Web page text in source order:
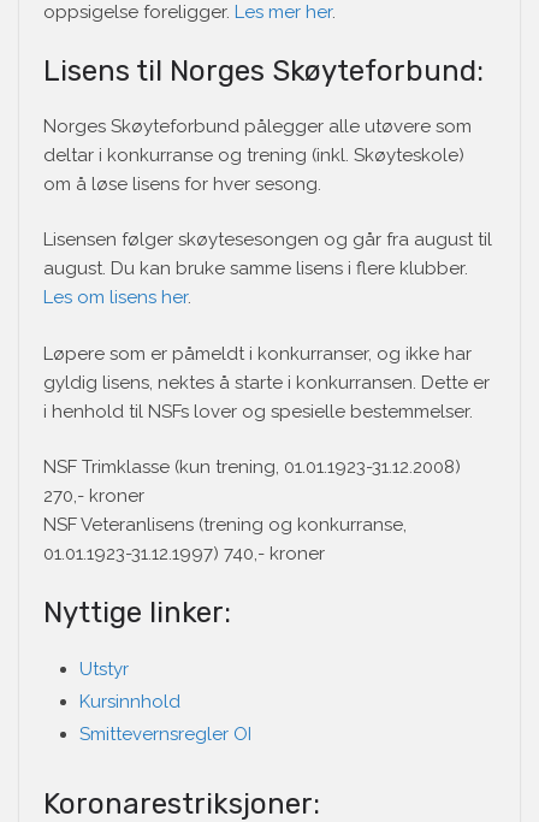
oppsigelse foreligger. Les mer her.
Lisens til Norges Skøyteforbund:
Norges Skøyteforbund pålegger alle utøvere som
deltar i konkurranse og trening (inkl. Skøyteskole)
om å løse lisens for hver sesong.
Lisensen følger skøytesesongen og går fra august til
august. Du kan bruke samme lisens i flere klubber.
Les om lisens her.
Løpere som er påmeldt i konkurranser, og ikke har
gyldig lisens, nektes å starte i konkurransen. Dette er
i henhold til NSFs lover og spesielle bestemmelser.
NSF Trimklasse (kun trening, 01.01.1923-31.12.2008)
270,- kroner
NSF Veteranlisens (trening og konkurranse,
01.01.1923-31.12.1997) 740,- kroner
Nyttige linker:
Utstyr
Kursinnhold
Smittevernsregler OI
Koronarestriksjoner: